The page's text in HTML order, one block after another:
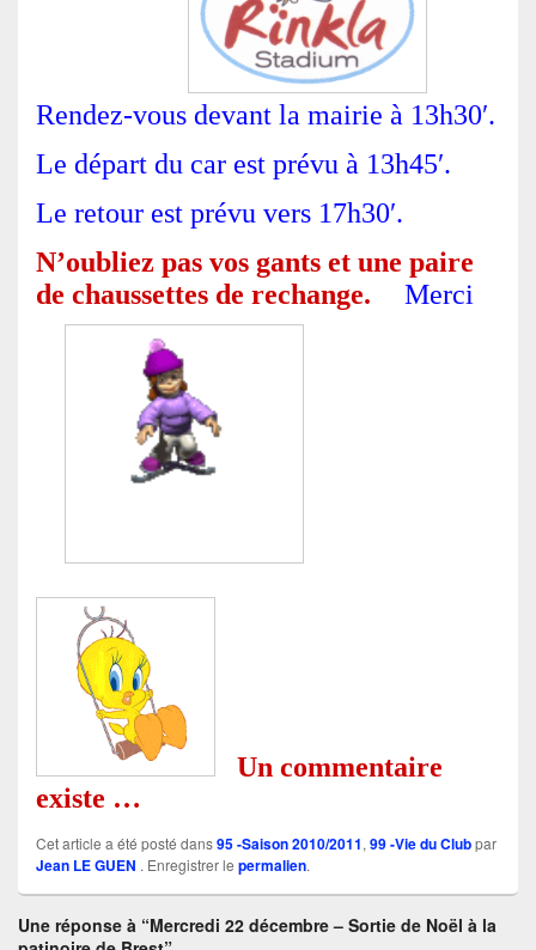
Rendez-vous devant la mairie à 13h30′.
Le départ du car est prévu à 13h45′.
Le retour est prévu vers 17h30′.
N’oubliez pas vos gants et une paire
de chaussettes de rechange.
Merci
Un commentaire
existe …
Cet article a été posté dans95 -Saison 2010/2011, 99 -Vie du Clubpar
Jean LE GUEN . Enregistrer le permalien.
Une réponse à “Mercredi 22 décembre – Sortie de Noël à la